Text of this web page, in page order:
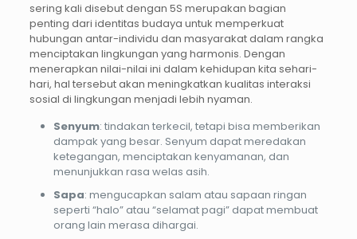
sering kali disebut dengan 5S merupakan bagian
penting dari identitas budaya untuk memperkuat
hubungan antar-individu dan masyarakat dalam rangka
menciptakan lingkungan yang harmonis. Dengan
menerapkan nilai-nilai ini dalam kehidupan kita sehari-
hari, hal tersebut akan meningkatkan kualitas interaksi
sosial di lingkungan menjadi lebih nyaman.
Senyum: tindakan terkecil, tetapi bisa memberikan
dampak yang besar. Senyum dapat meredakan
ketegangan, menciptakan kenyamanan, dan
menunjukkan rasa welas asih.
Sapa: mengucapkan salam atau sapaan ringan
seperti “halo” atau “selamat pagi” dapat membuat
orang lain merasa dihargai.